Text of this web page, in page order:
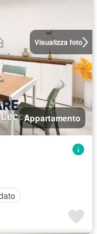
Visualizza foto
Appartamento